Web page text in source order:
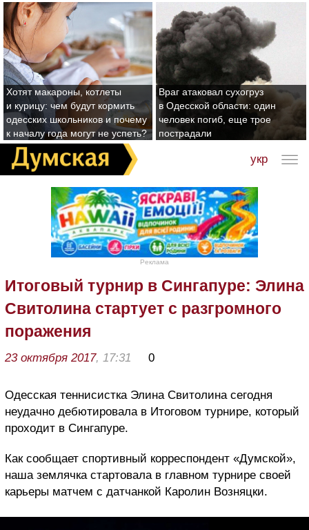
Хотят макароны, котлеты
и курицу: чем будут кормить
одесских школьников и почему
к началу года могут не успеть?
Враг атаковал сухогруз
в Одесской области: один
человек погиб, еще трое
пострадали
укр
Реклама
Итоговый турнир в Сингапуре: Элина
Свитолина стартует с разгромного
поражения
23 октября 2017, 17:31 0
Одесская теннисистка Элина Свитолина сегодня
неудачно дебютировала в Итоговом турнире, который
проходит в Сингапуре.
Как сообщает спортивный корреспондент «Думской»,
наша землячка стартовала в главном турнире своей
карьеры матчем с датчанкой Каролин Возняцки.